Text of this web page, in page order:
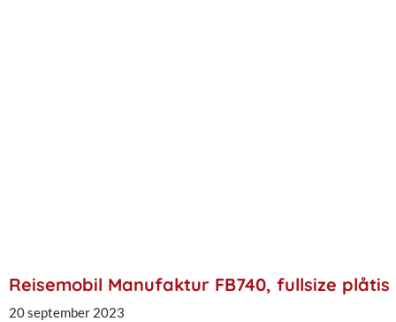
Reisemobil Manufaktur FB740, fullsize plåtis
20 september 2023